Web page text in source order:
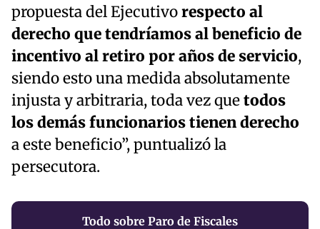
propuesta del Ejecutivorespecto al
derecho que tendríamos al beneficio de
incentivo al retiro por años de servicio,
siendo esto una medida absolutamente
injusta y arbitraria, toda vez quetodos
los demás funcionarios tienen derecho
a este beneficio”, puntualizó la
persecutora.
Todo sobre Paro de Fiscales